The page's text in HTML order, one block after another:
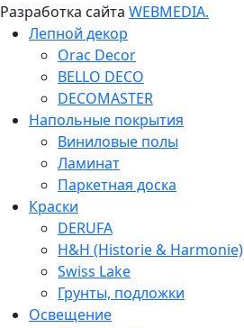
Разработка сайта WEBMEDIA.
Лепной декор
Orac Decor
BELLO DECO
DECOMASTER
Напольные покрытия
Виниловые полы
Ламинат
Паркетная доска
Краски
DERUFA
H&H (Historie & Harmonie)
Swiss Lake
Грунты, подложки
Освещение